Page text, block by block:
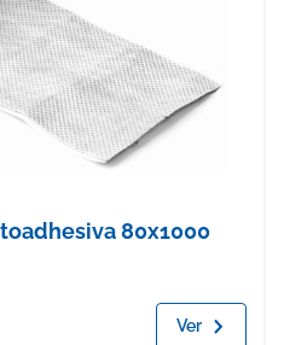
80x1000
Ver